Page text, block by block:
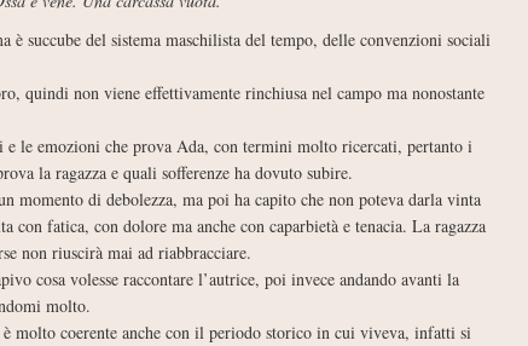
è succube del sistema maschilista del tempo, delle convenzioni sociali
quindi non viene effettivamente rinchiusa nel campo ma nonostante
e le emozioni che prova Ada, con termini molto ricercati, pertanto i
la ragazza e quali sofferenze ha dovuto subire.
momento di debolezza, ma poi ha capito che non poteva darla vinta
fatica, con dolore ma anche con caparbietà e tenacia. La ragazza
non riuscirà mai ad riabbracciare.
cosa volesse raccontare l’autrice, poi invece andando avanti la
molto.
molto coerente anche con il periodo storico in cui viveva, infatti si